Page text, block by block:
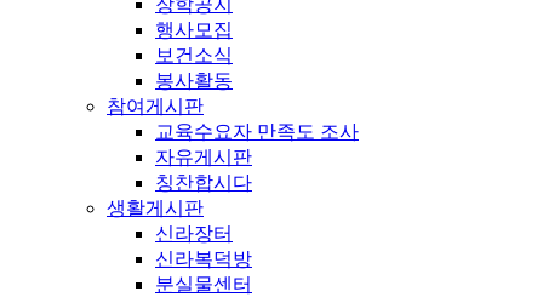
행사모집
보건소식
봉사활동
참여게시판
교육수요자 만족도 조사
자유게시판
칭찬합시다
생활게시판
신라장터
신라복덕방
분실물센터